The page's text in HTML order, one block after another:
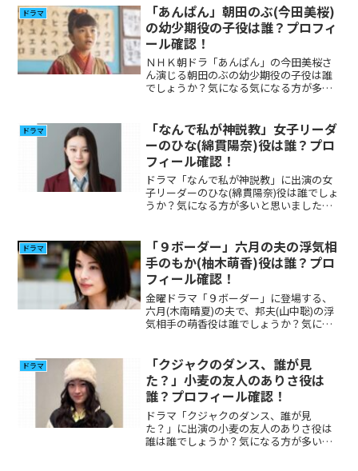
ドラマ
「あんぱん」朝田のぶ(今田美桜)
の幼少期役の子役は誰？プロフィ
ール確認！
ＮＨＫ朝ドラ「あんぱん」の今田美桜さ
ん演じる朝田のぶの幼少期役の子役は誰
でしょうか？気になる気になる方が多い
ドラマ
「なんで私が神説教」女子リーダ
ーのひな(綿貫陽奈)役は誰？プロ
フィール確認！
ドラマ「なんで私が神説教」に出演の女
子リーダーのひな(綿貫陽奈)役は誰でしょ
うか？気になる方が多いと思いましたの
ドラマ
「９ボーダー」六月の夫の浮気相
手のもか(柚木萌香)役は誰？プロ
フィール確認！
金曜ドラマ「９ボーダー」に登場する、
六月(木南晴夏)の夫で、邦夫(山中聡)の浮
気相手の萌香役は誰でしょうか？気にな
ドラマ
「クジャクのダンス、誰が見
た？」小麦の友人のありさ役は
誰？プロフィール確認！
ドラマ「クジャクのダンス、誰が見
た？」に出演の小麦の友人のありさ役は
誰は誰でしょうか？気になる方が多いと